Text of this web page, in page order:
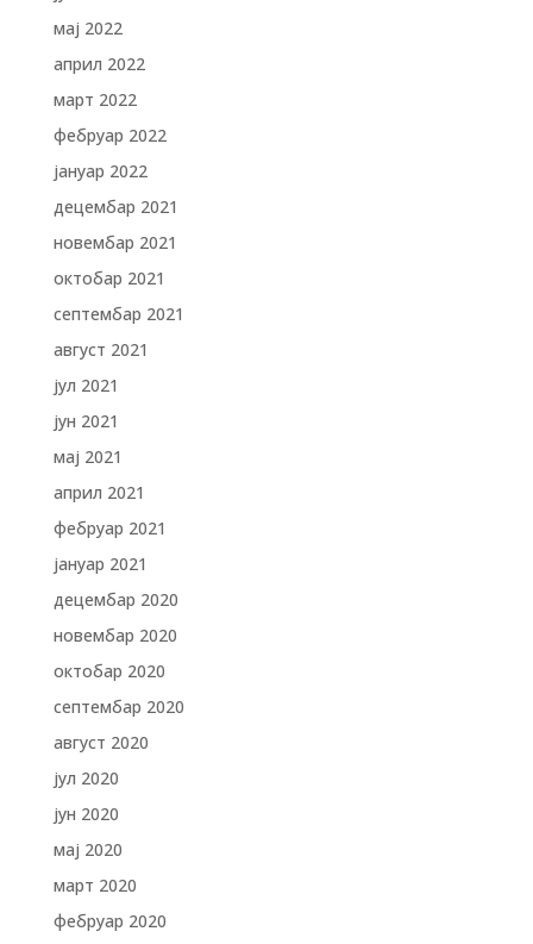
мај 2022
април 2022
март 2022
фебруар 2022
јануар 2022
децембар 2021
новембар 2021
октобар 2021
септембар 2021
август 2021
јул 2021
јун 2021
мај 2021
април 2021
фебруар 2021
јануар 2021
децембар 2020
новембар 2020
октобар 2020
септембар 2020
август 2020
јул 2020
јун 2020
мај 2020
март 2020
фебруар 2020